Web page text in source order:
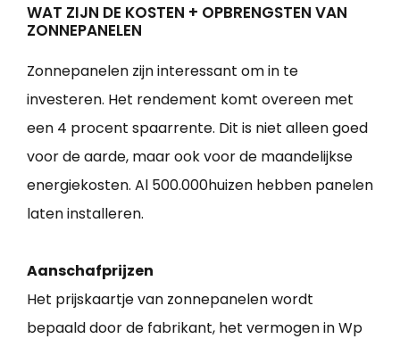
WAT ZIJN DE KOSTEN + OPBRENGSTEN VAN
ZONNEPANELEN
Zonnepanelen zijn interessant om in te
investeren. Het rendement komt overeen met
een 4 procent spaarrente. Dit is niet alleen goed
voor de aarde, maar ook voor de maandelijkse
energiekosten. Al 500.000huizen hebben panelen
laten installeren.
Aanschafprijzen
Het prijskaartje van zonnepanelen wordt
bepaald door de fabrikant, het vermogen in Wp